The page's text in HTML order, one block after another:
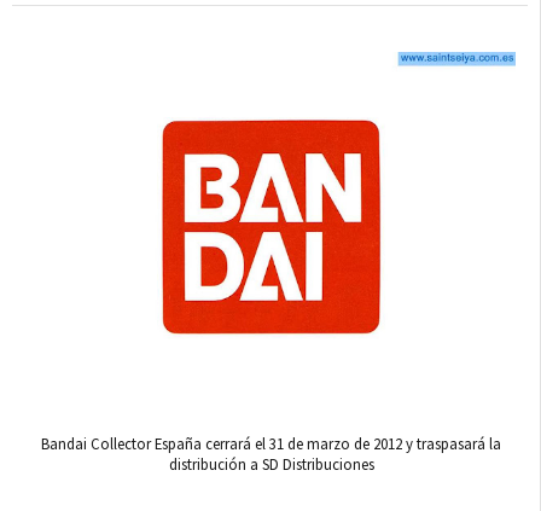
Bandai Collector España cerrará el 31 de marzo de 2012 y traspasará la
distribución a SD Distribuciones